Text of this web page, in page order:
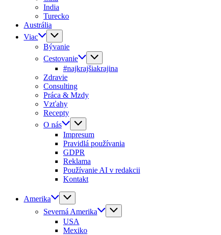
India
Turecko
Austrália
Viac
Bývanie
Cestovanie
#najkrajšiakrajina
Zdravie
Consulting
Práca & Mzdy
Vzťahy
Recepty
O nás
Impresum
Pravidlá používania
GDPR
Reklama
Používanie AI v redakcii
Kontakt
Amerika
Severná Amerika
USA
Mexiko